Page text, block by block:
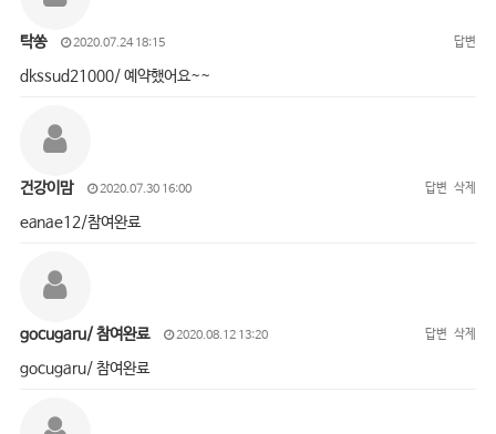
탁쏭 2020.07.24 18:15 답변
dkssud21000/ 예약했어요~~
건강이맘 2020.07.30 16:00 답변 삭제
eanae12/참여완료
gocugaru/ 참여완료 2020.08.12 13:20 답변 삭제
gocugaru/ 참여완료